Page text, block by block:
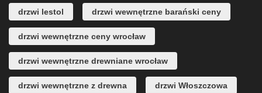
drzwi lestol drzwi wewnętrzne barański ceny
drzwi wewnętrzne ceny wrocław
drzwi wewnętrzne drewniane wrocław
drzwi wewnętrzne z drewna drzwi Włoszczowa